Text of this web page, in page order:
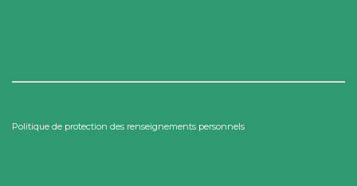
Politique de protection des renseignements personnels